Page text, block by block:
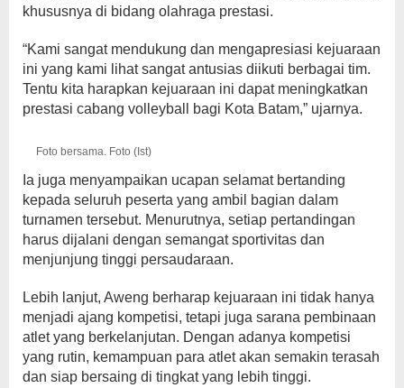
khususnya di bidang olahraga prestasi.
“Kami sangat mendukung dan mengapresiasi kejuaraan
ini yang kami lihat sangat antusias diikuti berbagai tim.
Tentu kita harapkan kejuaraan ini dapat meningkatkan
prestasi cabang volleyball bagi Kota Batam,” ujarnya.
Foto bersama. Foto (Ist)
Ia juga menyampaikan ucapan selamat bertanding
kepada seluruh peserta yang ambil bagian dalam
turnamen tersebut. Menurutnya, setiap pertandingan
harus dijalani dengan semangat sportivitas dan
menjunjung tinggi persaudaraan.
Lebih lanjut, Aweng berharap kejuaraan ini tidak hanya
menjadi ajang kompetisi, tetapi juga sarana pembinaan
atlet yang berkelanjutan. Dengan adanya kompetisi
yang rutin, kemampuan para atlet akan semakin terasah
dan siap bersaing di tingkat yang lebih tinggi.